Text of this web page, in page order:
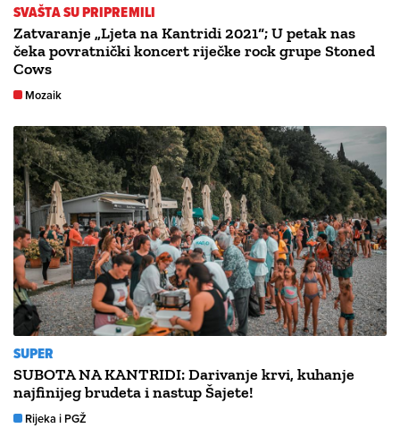
SVAŠTA SU PRIPREMILI
Zatvaranje „Ljeta na Kantridi 2021“; U petak nas
čeka povratnički koncert riječke rock grupe Stoned
Cows
Mozaik
SUPER
SUBOTA NA KANTRIDI: Darivanje krvi, kuhanje
najfinijeg brudeta i nastup Šajete!
Rijeka i PGŽ